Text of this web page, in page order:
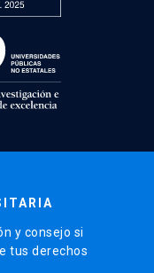
y consejo si
tus derechos